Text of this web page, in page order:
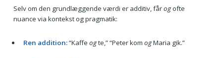
Selv om den grundlæggende værdi er additiv, fårogofte
nuance via kontekst og pragmatik:
Ren addition:“Kaffe ogte,” “Peter kom ogMaria gik.”